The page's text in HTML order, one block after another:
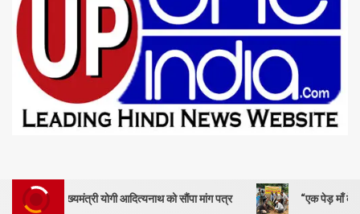
योगी आदित्यनाथ को सौंपा मांग पत्र “एक पेड़ माँ के नाम” – सेण्ट